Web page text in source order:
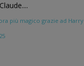
più magico grazie ad Harry